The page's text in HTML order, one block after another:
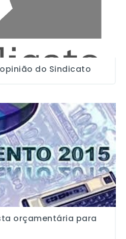
do Sindicato
para 2015
orçamentária para